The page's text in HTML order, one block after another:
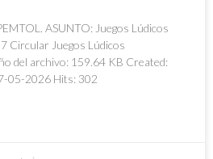
ASUNTO: Juegos Lúdicos
Circular Juegos Lúdicos
del archivo: 159.64 KB Created:
05-2026 Hits: 302